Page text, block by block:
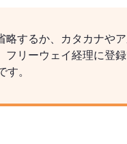
するか、カタカナや
フリーウェイ経理に登
す。